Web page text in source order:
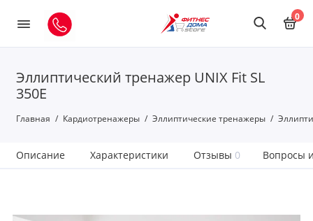
0
Эллиптический тренажер UNIX Fit SL
350Е
Главная Кардиотренажеры Эллиптические тренажеры
Описание Характеристики Отзывы 0 Вопросы